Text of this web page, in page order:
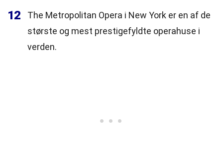
12
The Metropolitan Opera i New York er en af de
største og mest prestigefyldte operahuse i
verden.